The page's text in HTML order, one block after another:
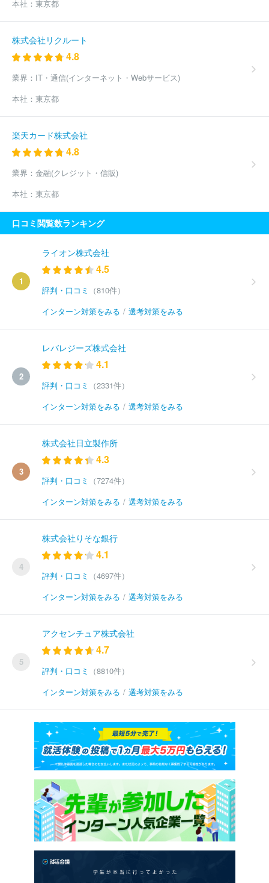
本社： 東京都
株式会社リクルート
4.8
業界： IT・通信(インターネット・Webサービス)
本社： 東京都
楽天カード株式会社
4.8
業界： 金融(クレジット・信販)
本社： 東京都
口コミ閲覧数ランキング
1
ライオン株式会社
4.5
評判・口コミ
（810件）
インターン対策をみる / 選考対策をみる
2
レバレジーズ株式会社
4.1
評判・口コミ
（2331件）
インターン対策をみる / 選考対策をみる
3
株式会社日立製作所
4.3
評判・口コミ
（7274件）
インターン対策をみる / 選考対策をみる
4
株式会社りそな銀行
4.1
評判・口コミ
（4697件）
インターン対策をみる / 選考対策をみる
5
アクセンチュア株式会社
4.7
評判・口コミ
（8810件）
インターン対策をみる / 選考対策をみる